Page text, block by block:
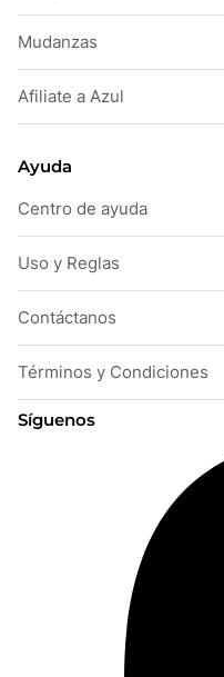
Mudanzas
Afiliate a Azul
Ayuda
Centro de ayuda
Uso y Reglas
Contáctanos
Términos y Condiciones
Síguenos